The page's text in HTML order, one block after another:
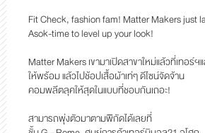
Fit Check, fashion fam! Matter Makers just
Asok-time to level up your look!
Matter Makers เขามาเปิดสาขาใหม่แล้วที่เทอร์ฯ
ให้พร้อม แล้วไปช้อปเสื้อผ้าเท่ๆ ดีไซน์จัดจ้าน
คอมพลีตลุคให้สุดในแบบที่ชอบกันเถอะ!
สามารถพุ่งตัวมาตามพิกัดได้เลยที่